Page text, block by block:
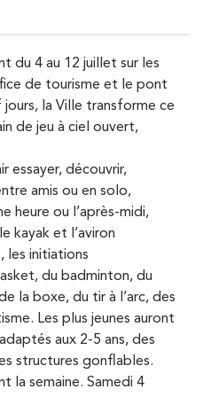
du 4 au 12 juillet sur les
de tourisme et le pont
la Ville transforme ce
de jeu à ciel ouvert,
essayer, découvrir,
amis ou en solo,
heure ou l’après-midi,
kayak et l’aviron
les initiations
du badminton, du
la boxe, du tir à l’arc, des
Les plus jeunes auront
aux 2-5 ans, des
structures gonflables.
la semaine. Samedi 4